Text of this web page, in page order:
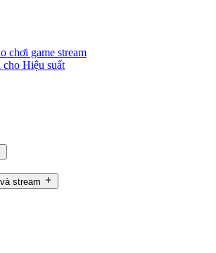
chơi game stream
Hiệu suất
stream